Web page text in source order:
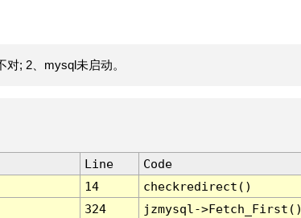
; 2、mysql未启动。
Line
Code
14
checkredirect()
324
jzmysql-